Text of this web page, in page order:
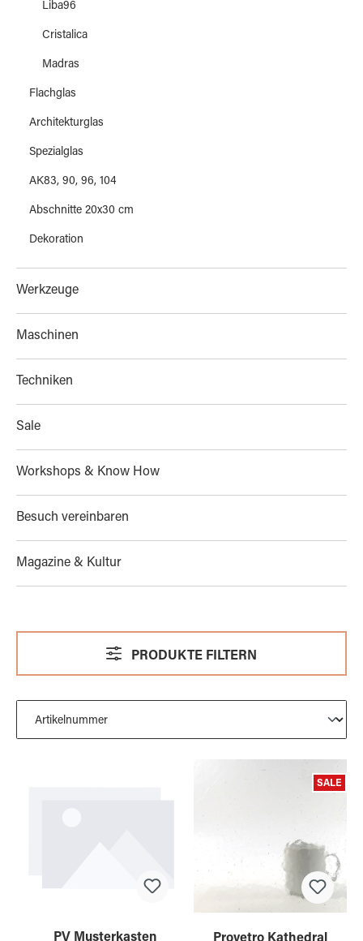
Liba96
Cristalica
Madras
Flachglas
Architekturglas
Spezialglas
AK83, 90, 96, 104
Abschnitte 20x30 cm
Dekoration
Werkzeuge
Maschinen
Techniken
Sale
Workshops & Know How
Besuch vereinbaren
Magazine & Kultur
PRODUKTE FILTERN
PV Musterkasten
SALE